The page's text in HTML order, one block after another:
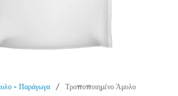
- Παράγωγα / Τροποποιημένο Άμυλο